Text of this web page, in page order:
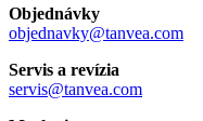
Objednávky
objednavky@tanvea.com
Servis a revízia
servis@tanvea.com